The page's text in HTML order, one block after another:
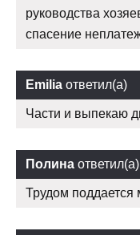
руководства
спасение
Emilia ответил(а)
Части и выпекаю
Полина ответил(а)
Трудом поддается